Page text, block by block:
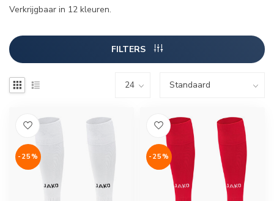
Verkrijgbaar in 12 kleuren.
FILTERS
-25% -25%